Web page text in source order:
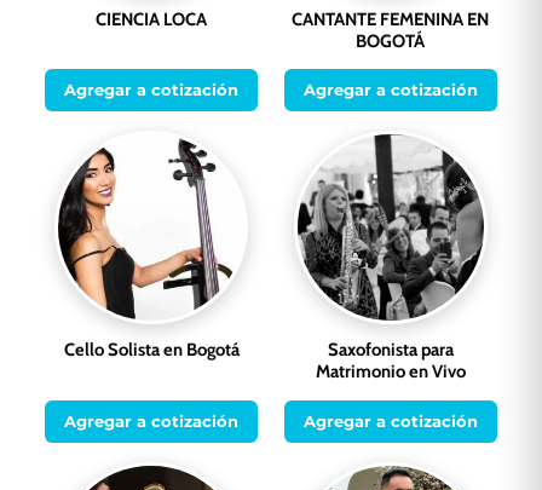
CIENCIA LOCA
Agregar a cotización
CANTANTE FEMENINA EN
BOGOTÁ
Agregar a cotización
Cello Solista en Bogotá
Agregar a cotización
Saxofonista para
Matrimonio en Vivo
Agregar a cotización